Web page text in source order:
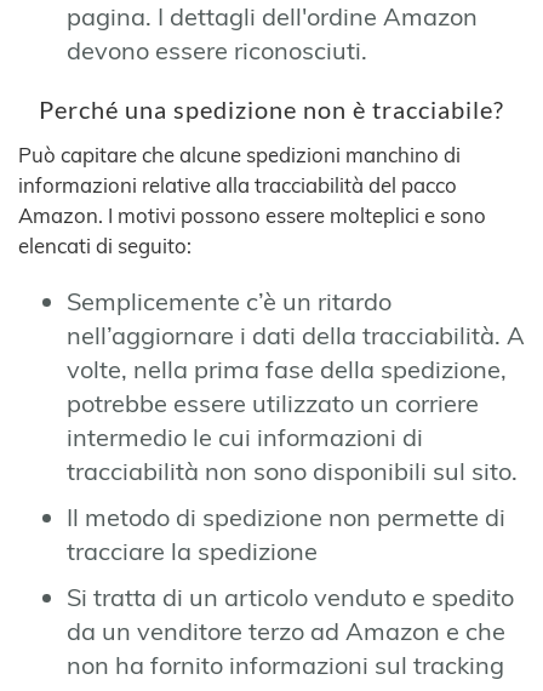
pagina. I dettagli dell'ordine Amazon
devono essere riconosciuti.
Perché una spedizione non è tracciabile?
Può capitare che alcune spedizioni manchino di
informazioni relative alla tracciabilità del pacco
Amazon. I motivi possono essere molteplici e sono
elencati di seguito:
Semplicemente c’è un ritardo
nell’aggiornare i dati della tracciabilità. A
volte, nella prima fase della spedizione,
potrebbe essere utilizzato un corriere
intermedio le cui informazioni di
tracciabilità non sono disponibili sul sito.
Il metodo di spedizione non permette di
tracciare la spedizione
Si tratta di un articolo venduto e spedito
da un venditore terzo ad Amazon e che
non ha fornito informazioni sul tracking